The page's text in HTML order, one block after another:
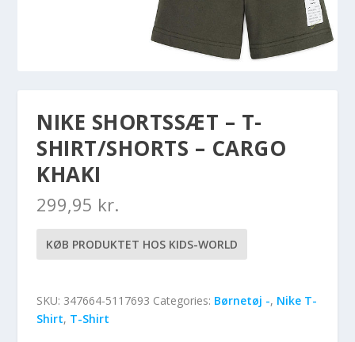
NIKE SHORTSSÆT – T-
SHIRT/SHORTS – CARGO
KHAKI
299,95 kr.
KØB PRODUKTET HOS KIDS-WORLD
SKU: 347664-5117693 Categories: Børnetøj -, Nike T-
Shirt, T-Shirt